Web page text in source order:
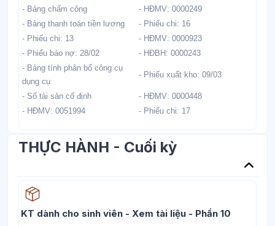
- Bảng chấm công
- HĐMV: 0000249
- Bảng thanh toán tiền lương
- Phiếu chi: 16
- Phiếu chi: 13
- HĐMV: 0000923
- Phiếu báo nợ: 28/02
- HĐBH: 0000243
- Bảng tính phân bổ công cụ
dụng cụ
- Phiếu xuất kho: 09/03
- Sổ tài sản cố định
- HĐMV: 0000448
- HĐMV: 0051994
- Phiếu chi: 17
THỰC HÀNH - Cuối kỳ
KT dành cho sinh viên - Xem tài liệu - Phần 10